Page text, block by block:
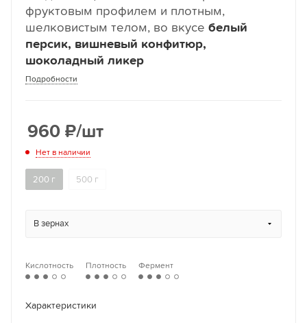
фруктовым профилем и плотным,
шелковистым телом, во вкусе белый
персик, вишневый конфитюр,
шоколадный ликер
Подробности
960 ₽/шт
Нет в наличии
200 г 500 г
В зернах
Кислотность Плотность Фермент
Характеристики